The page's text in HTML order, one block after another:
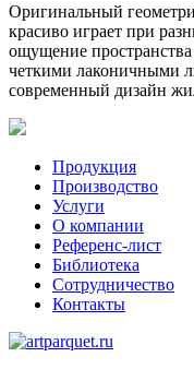
Оригинальный
красиво играет при
ощущение
четкими лаконичными
современный дизайн
Продукция
Производство
Услуги
О компании
Референс-лист
Библиотека
Сотрудничество
Контакты